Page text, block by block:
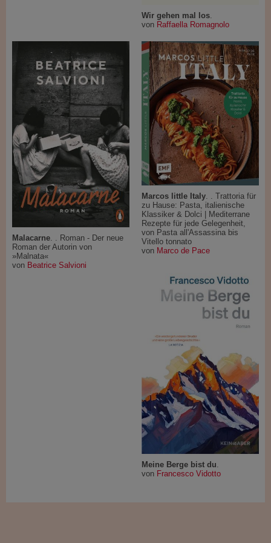
Wir gehen mal los.
von Raffaella Romagnolo
Malacarne. . Roman - Der neue
Roman der Autorin von
»Malnata«
von Beatrice Salvioni
Marcos little Italy. . Trattoria für
zu Hause: Pasta, italienische
Klassiker & Dolci | Mediterrane
Rezepte für jede Gelegenheit,
von Pasta all'Assassina bis
Vitello tonnato
von Marco de Pace
Meine Berge bist du
von Francesco Vidotto